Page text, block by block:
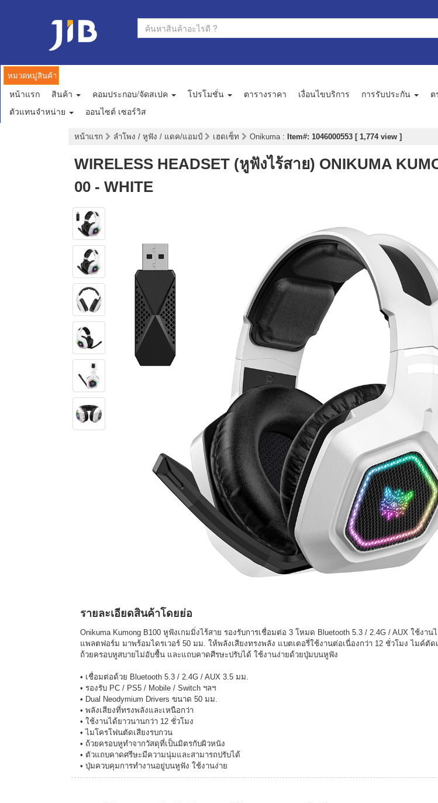
หมวดหมู่สินค้า
หน้าแรก สินค้า คอมประกอบ/จัดสเปค โปรโมชั่น ตารางราคา เงื่อนไขบริการ การรับประกัน ต
ตัวแทนจำหน่าย
ออนไซต์ เซอร์วิส
หน้าแรก ลำโพง / หูฟัง / แดค/แอมป์ เฮดเซ็ท Onikuma : Item#: 1046000553 [ 1,774 view ]
WIRELESS HEADSET (หูฟังไร้สาย) ONIKUMA
00 - WHITE
รายละเอียดสินค้าโดยย่อ
Onikuma Kumong B100 หูฟังเกมมิ่งไร้สาย รองรับการเชื่อมต่อ 3 โหมด Bluetooth 5.3 / 2.4G / AUX ใช้งาน
แพลตฟอร์ม มาพร้อมไดรเวอร์ 50 มม. ให้พลังเสียงทรงพลัง แบตเตอรี่ใช้งานต่อเนื่องกว่า 12 ชั่วโมง ไมค์ตัด
ถ้วยครอบหูสบายไม่อับชื้น และแถบคาดศีรษะปรับได้ ใช้งานง่ายด้วยปุ่มบนหูฟัง
• เชื่อมต่อด้วย Bluetooth 5.3 / 2.4G / AUX 3.5 มม.
• รองรับ PC / PS5 / Mobile / Switch ฯลฯ
• Dual Neodymium Drivers ขนาด 50 มม.
• พลังเสียงที่ทรงพลังและเหนือกว่า
• ใช้งานได้ยาวนานกว่า 12 ชั่วโมง
• ไมโครโฟนตัดเสียงรบกวน
• ถ้วยครอบหูทำจากวัสดุที่เป็นมิตรกับผิวหนัง
• ตัวแถบคาดศรีษะมีความนุ่มและสามารถปรับได้
• ปุ่มควบคุมการทำงานอยู่บนหูฟัง ใช้งานง่าย